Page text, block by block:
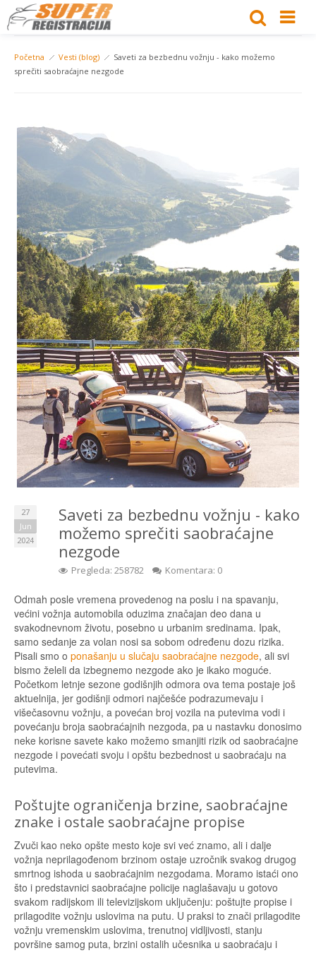
Početna Vesti (blog)
Saveti za bezbednu vožnju - kako možemo
sprečiti saobraćajne nezgode
27
Jun
2024
Saveti za bezbednu vožnju - kako
možemo sprečiti saobraćajne
nezgode
Pregleda: 258782 Komentara: 0
Odmah posle vremena provedenog na poslu i na spavanju,
većini vožnja automobila oduzima značajan deo dana u
svakodnevnom životu, posebno u urbanim sredinama. Ipak,
samo sedanje za volan nosi sa sobom određenu dozu rizika.
Pisali smo o ponašanju u slučaju saobraćajne nezgode, ali svi
bismo želeli da izbegnemo nezgode ako je ikako moguće.
Početkom letnje sezone godišnjih odmora ova tema postaje još
aktuelnija, jer godišnji odmori najčešće podrazumevaju i
višečasovnu vožnju, a povećan broj vozila na putevima vodi i
povećanju broja saobraćajnih nezgoda, pa u nastavku donosimo
neke korisne savete kako možemo smanjiti rizik od saobraćajne
nezgode i povećati svoju i opštu bezbednost u saobraćaju na
putevima.
Poštujte ograničenja brzine, saobraćajne
znake i ostale saobraćajne propise
Zvuči kao neko opšte mesto koje svi već znamo, ali i dalje
vožnja neprilagođenom brzinom ostaje uzročnik svakog drugog
smrtnog ishoda u saobraćajnim nezgodama. Moramo istaći ono
što i predstavnici saobraćajne policije naglašavaju u gotovo
svakom radijskom ili televizijskom uključenju: poštujte propise i
prilagodite vožnju uslovima na putu. U praksi to znači prilagodite
vožnju vremenskim uslovima, trenutnoj vidljivosti, stanju
površine samog puta, brzini ostalih učesnika u saobraćaju i